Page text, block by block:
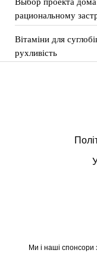
рациональному
Вітаміни для
рухливість
Ми і наші